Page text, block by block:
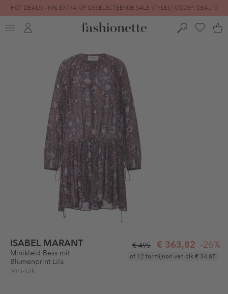
HOT DEALS: -10% EXTRA OP GESELECTEERDE SALE STYLES | CODE*: DEAL10
FINAL SALE | TOT -80% GEREDUCEERD
ISABEL MARANT
Minikleid Bess mit
Blumenprint Lila
Mini-jurk
€ 495 € 363,82 -26%
of 12 termijnen van elk€ 34,87